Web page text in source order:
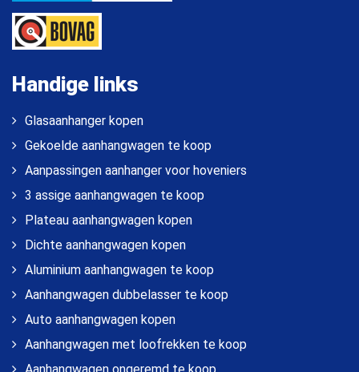
Handige links
Glasaanhanger kopen
Gekoelde aanhangwagen te koop
Aanpassingen aanhanger voor hoveniers
3 assige aanhangwagen te koop
Plateau aanhangwagen kopen
Dichte aanhangwagen kopen
Aluminium aanhangwagen te koop
Aanhangwagen dubbelasser te koop
Auto aanhangwagen kopen
Aanhangwagen met loofrekken te koop
Aanhangwagen ongeremd te koop